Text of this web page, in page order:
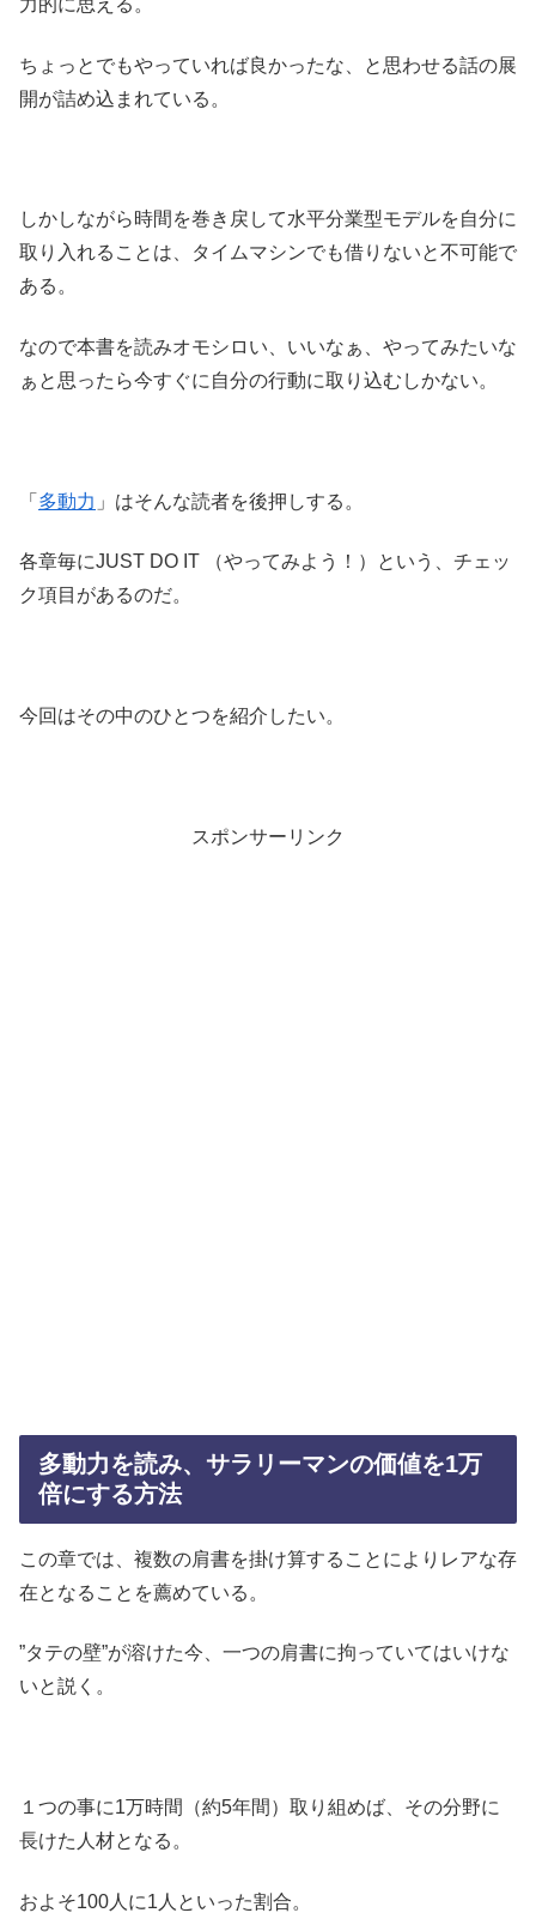
力的に思える。
ちょっとでもやっていれば良かったな、と思わせる話の展
開が詰め込まれている。
しかしながら時間を巻き戻して水平分業型モデルを自分に
取り入れることは、タイムマシンでも借りないと不可能で
ある。
なので本書を読みオモシロい、いいなぁ、やってみたいな
ぁと思ったら今すぐに自分の行動に取り込むしかない。
「 多動力 」はそんな読者を後押しする。
各章毎にJUST DO IT （やってみよう！）という、チェッ
ク項目があるのだ。
今回はその中のひとつを紹介したい。
スポンサーリンク
多動力を読み、サラリーマンの価値を1万
倍にする方法
この章では、複数の肩書を掛け算することによりレアな存
在となることを薦めている。
”タテの壁”が溶けた今、一つの肩書に拘っていてはいけな
いと説く。
１つの事に1万時間（約5年間）取り組めば、その分野に
長けた人材となる。
およそ100人に1人といった割合。